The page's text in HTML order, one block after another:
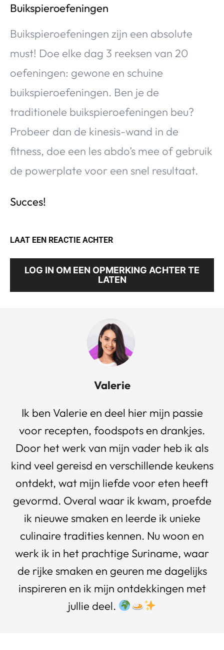
Buikspieroefeningen
Buikspieroefeningen zijn een absolute
must! Doe elke dag 3 reeksen van 20
oefeningen: gewone en schuine
buikspieroefeningen. Ben je de
traditionele buikspieroefeningen beu?
Probeer dan de kinesis-wand in de
fitness, doe een les abdo’s mee of gebruik
de powerplate voor een snel resultaat.
Succes!
LAAT EEN REACTIE ACHTER
LOG IN OM EEN OPMERKING ACHTER TE
LATEN
Valerie
Ik ben Valerie en deel hier mijn passie
voor recepten, foodspots en drankjes.
Door het werk van mijn vader heb ik als
kind veel gereisd en verschillende keukens
ontdekt, wat mijn liefde voor eten heeft
gevormd. Overal waar ik kwam, proefde
ik nieuwe smaken en leerde ik unieke
culinaire tradities kennen. Nu woon en
werk ik in het prachtige Suriname, waar
de rijke smaken en geuren me dagelijks
inspireren en ik mijn ontdekkingen met
jullie deel.